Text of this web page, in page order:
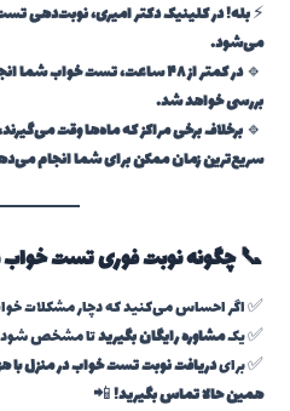
⚡بله! در کلینیک دکتر امیری، نوبت‌دهی
می‌شود.
🔹
در کمتر از ۴۸ ساعت، تست خواب
بررسی خواهد شد.
🔹برخلاف برخی مراکز که ماه‌ها وقت
سریع‌ترین زمان ممکن برای شما انجام
📞 چگونه نوبت فوری تست خواب
✅ اگر احساس می‌کنید که دچار مشکلات
✅ یکمشاوره رایگان بگیریدتا مشخص شود
✅ برایدریافت نوبت تست خواب در منزل با
همین حالا تماس بگیرید!📲